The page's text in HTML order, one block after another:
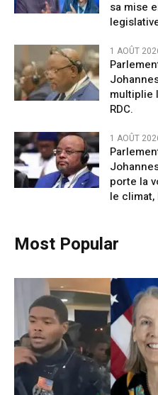
sa mise
1 AOÛT
multiplie
RDC.
1 AOÛT
porte la
le climat,
Most Popular